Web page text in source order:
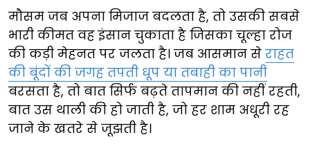
मौसम जब अपना मिजाज बदलता है, तो उसकी सबसे
भारी कीमत वह इंसान चुकाता है जिसका चूल्हा रोज
की कड़ी मेहनत पर जलता है। जब आसमान से राहत
की बूंदों की जगह तपती धूप या तबाही का पानी
बरसता है, तो बात सिर्फ बढ़ते तापमान की नहीं रहती,
बात उस थाली की हो जाती है, जो हर शाम अधूरी रह
जाने के खतरे से जूझती है।